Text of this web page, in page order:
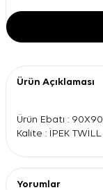
Ürün Açıklaması
Ürün Ebatı : 90X90
Kalite : İPEK TWİLL
Yorumlar